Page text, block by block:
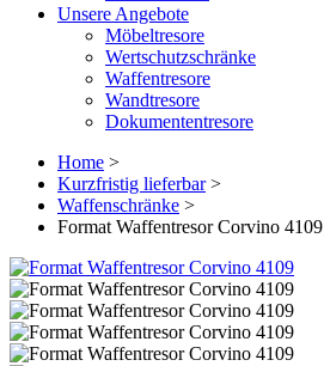
Unsere Angebote
Möbeltresore
Wertschutzschränke
Waffentresore
Wandtresore
Dokumententresore
Home >
Kurzfristig lieferbar >
Waffenschränke >
Format Waffentresor Corvino 4109